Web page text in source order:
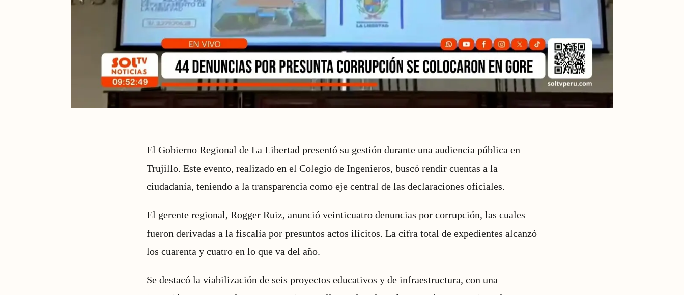
El Gobierno Regional de La Libertad presentó su gestión durante una audiencia pública en
Trujillo. Este evento, realizado en el Colegio de Ingenieros, buscó rendir cuentas a la
ciudadanía, teniendo a la transparencia como eje central de las declaraciones oficiales.
El gerente regional, Rogger Ruiz, anunció veinticuatro denuncias por corrupción, las cuales
fueron derivadas a la fiscalía por presuntos actos ilícitos. La cifra total de expedientes alcanzó
los cuarenta y cuatro en lo que va del año.
Se destacó la viabilización de seis proyectos educativos y de infraestructura, con una